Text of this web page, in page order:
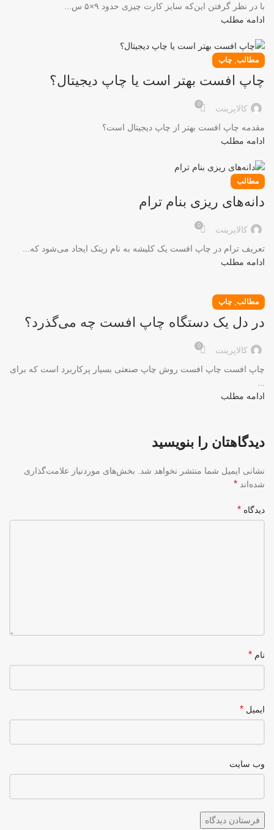
با در نظر گرفتن این‌که سایز کارت چیزی حدود ۹×۵ س...
ادامه مطلب
مطالب چاپ
چاپ افست بهتر است یا چاپ دیجیتال؟
کالاپرینت 0
مقدمه چاپ افست بهتر از چاپ دیجیتال است؟
ادامه مطلب
مطالب
دانه‌های ریزی بنام ترام
کالاپرینت 0
تعریف ترام در چاپ افست یک کلیشه به نام زینک ایجاد می‌شود که...
ادامه مطلب
مطالب, چاپ
در دل یک دستگاه چاپ افست چه می‌گذرد؟
کالاپرینت 0
چاپ افست چاپ افست روش چاپ صنعتی بسیار پرکاربرد است که برای
...
ادامه مطلب
دیدگاهتان را بنویسید
نشانی ایمیل شما منتشر نخواهد شد. بخش‌های موردنیاز علامت‌گذاری
شده‌اند *
دیدگاه *
نام *
ایمیل *
وب‌ سایت